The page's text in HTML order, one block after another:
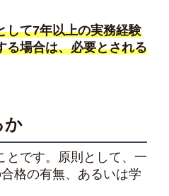
して7年以上の実務経験
る場合は、必要とされる
か
とです。原則として、一
格の有無、あるいは学